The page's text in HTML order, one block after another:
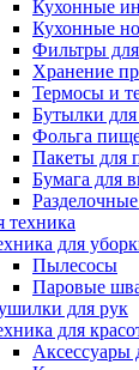
Кухонные
Кухонные
Фильтры
Хранение
Термосы и
Бутылки
Фольга
Пакеты для
Бумага для
техника
для
Пылесосы
Паровые
для рук
для
Аксессуары